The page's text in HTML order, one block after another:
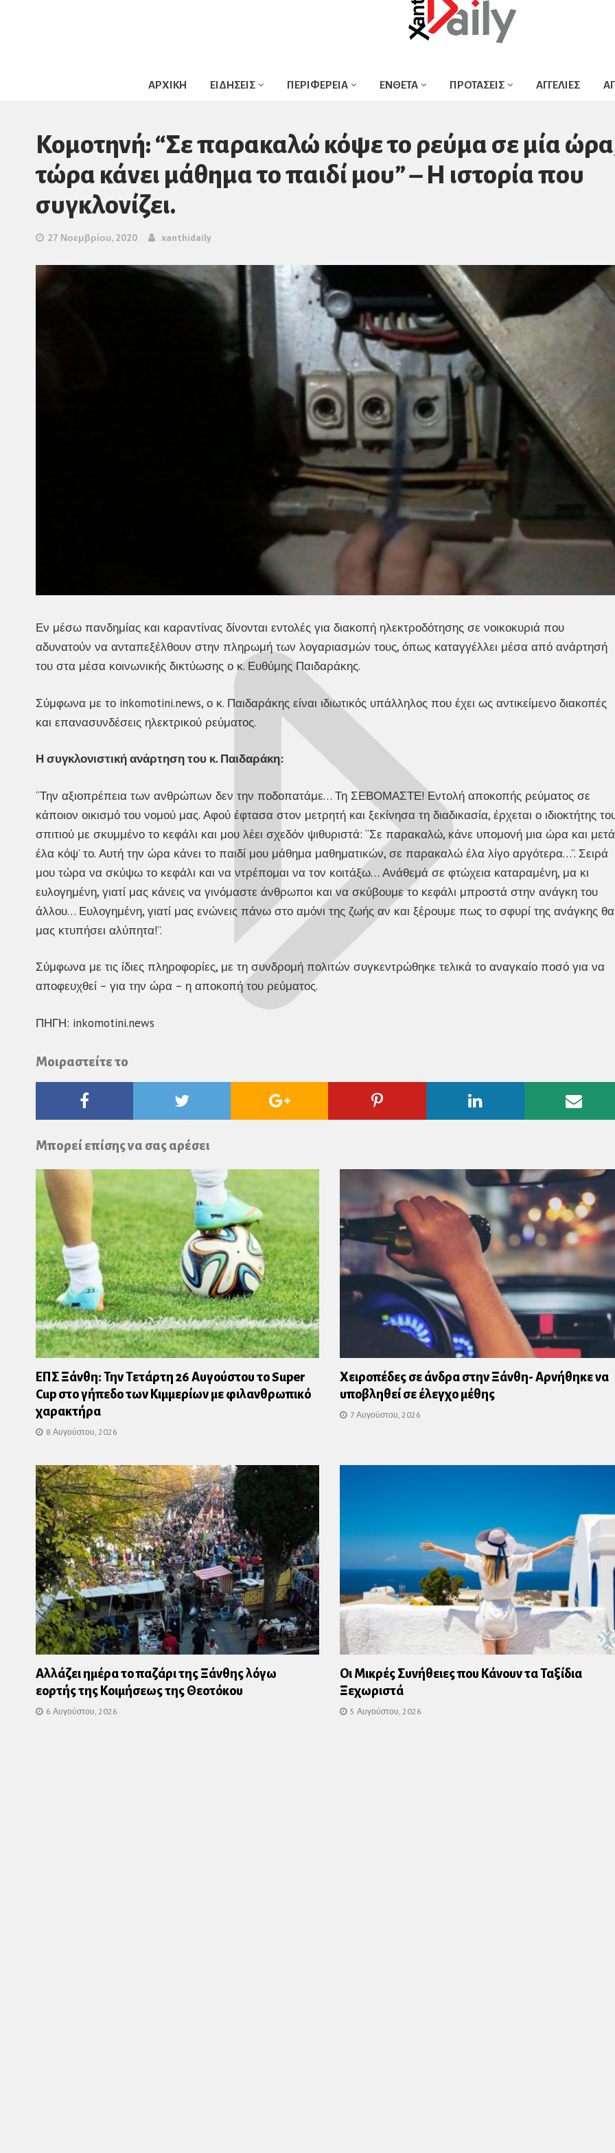
ΑΡΧΙΚΗ ΕΙΔΗΣΕΙΣ ΠΕΡΙΦΕΡΕΙΑ ΕΝΘΕΤΑ ΠΡΟΤΑΣΕΙΣ ΑΓΓΕΛΙΕΣ
Κομοτηνή: “Σε παρακαλώ κόψε το ρεύμα σε μία
τώρα κάνει μάθημα το παιδί μου” – Η ιστορία που
συγκλονίζει.
27 Νοεμβρίου, 2020 xanthidaily
Εν μέσω πανδημίας και καραντίνας δίνονται εντολές για διακοπή ηλεκτροδότησης σε νοικοκυριά που
αδυνατούν να ανταπεξέλθουν στην πληρωμή των λογαριασμών τους, όπως καταγγέλλει μέσα από ανάρτησή
του στα μέσα κοινωνικής δικτύωσης ο κ. Ευθύμης Παιδαράκης.
Σύμφωνα με το inkomotini.news, ο κ. Παιδαράκης είναι ιδιωτικός υπάλληλος που έχει ως αντικείμενο διακοπές
και επανασυνδέσεις ηλεκτρικού ρεύματος.
Η συγκλονιστική ανάρτηση του κ. Παιδαράκη:
“Την αξιοπρέπεια των ανθρώπων δεν την ποδοπατάμε… Τη ΣΕΒΟΜΑΣΤΕ! Εντολή αποκοπής ρεύματος σε
κάποιον οικισμό του νομού μας. Αφού έφτασα στον μετρητή και ξεκίνησα τη διαδικασία, έρχεται ο ιδιοκτήτης
σπιτιού με σκυμμένο το κεφάλι και μου λέει σχεδόν ψιθυριστά: “Σε παρακαλώ, κάνε υπομονή μια ώρα και μετά
έλα κόψ’ το. Αυτή την ώρα κάνει το παιδί μου μάθημα μαθηματικών, σε παρακαλώ έλα λίγο αργότερα…”. Σειρά
μου τώρα να σκύψω το κεφάλι και να ντρέπομαι να τον κοιτάξω… Ανάθεμά σε φτώχεια καταραμένη, μα κι
ευλογημένη, γιατί μας κάνεις να γινόμαστε άνθρωποι και να σκύβουμε το κεφάλι μπροστά στην ανάγκη του
άλλου… Ευλογημένη, γιατί μας ενώνεις πάνω στο αμόνι της ζωής αν και ξέρουμε πως το σφυρί της ανάγκης θα
μας κτυπήσει αλύπητα!”.
Σύμφωνα με τις ίδιες πληροφορίες, με τη συνδρομή πολιτών συγκεντρώθηκε τελικά το αναγκαίο ποσό για να
αποφευχθεί – για την ώρα – η αποκοπή του ρεύματος.
ΠΗΓΗ: inkomotini.news
Μοιραστείτε το
Twitter
Google
Pinterest Linkedin
Μπορεί επίσης να σας αρέσει
ΕΠΣ Ξάνθη: Την Τετάρτη 26 Αυγούστου το Super
Cup στο γήπεδο των Κιμμερίων με φιλανθρωπικό
χαρακτήρα
8 Αυγούστου, 2026
Χειροπέδες σε άνδρα στην Ξάνθη- Αρνήθηκε να
υποβληθεί σε έλεγχο μέθης
7 Αυγούστου, 2026
Αλλάζει ημέρα το παζάρι της Ξάνθης λόγω
εορτής της Κοιμήσεως της Θεοτόκου
6 Αυγούστου, 2026
Οι Μικρές Συνήθειες που Κάνουν τα Ταξίδια
Ξεχωριστά
5 Αυγούστου, 2026